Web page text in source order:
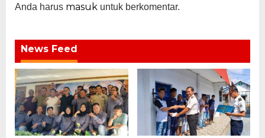
Anda harus masuk untuk berkomentar.
News Feed